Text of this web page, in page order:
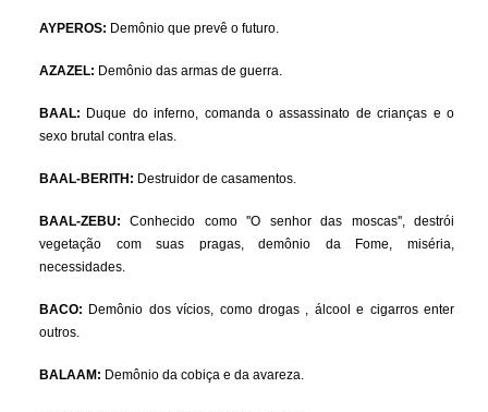
AYPEROS: Demônio que prevê o futuro.
AZAZEL: Demônio das armas de guerra.
BAAL: Duque do inferno, comanda o assassinato de crianças e o
sexo brutal contra elas.
BAAL-BERITH: Destruidor de casamentos.
BAAL-ZEBU:Conhecido como ''O senhor das moscas'', destrói
vegetação com suas pragas, demônio da Fome, miséria,
necessidades.
BACO: Demônio dos vícios, como drogas , álcool e cigarros enter
outros.
BALAAM: Demônio da cobiça e da avareza.